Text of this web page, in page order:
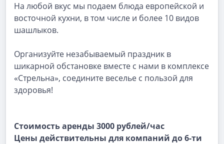
На любой вкус мы подаем блюда европейской и
восточной кухни, в том числе и более 10 видов
шашлыков.
Организуйте незабываемый праздник в
шикарной обстановке вместе с нами в комплексе
«Стрельна», соедините веселье с пользой для
здоровья!
Стоимость аренды 3000 рублей/час
Цены действительны для компаний до 6-ти